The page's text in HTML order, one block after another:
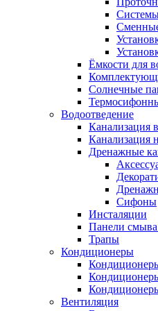
Ёмкости для
Солнечные
Водоотведение
Канализация
Канализация
Дренажные
Сифоны
Инсталяции
Панели
Трапы
Кондиционеры
Вентиляция